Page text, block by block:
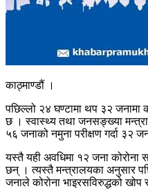
काठ्माण्डौं ।
पछिल्लो २४ घण्टामा थप ३२ जनामा
छ । स्वास्थ्य तथा जनसङ्ख्या
५६ जनाको नमुना परीक्षण गर्दा ३२
यस्तै यही अवधिमा १२ जना
छन् । त्यस्तै मन्त्रालयका अनुसार
जनाले कोरोना भाइरसविरुद्धको